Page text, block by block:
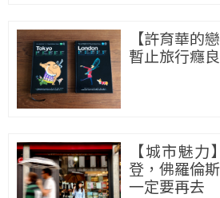
【許育華的
暫止旅行癮
【城市魅
登，佛羅倫
一定要再去